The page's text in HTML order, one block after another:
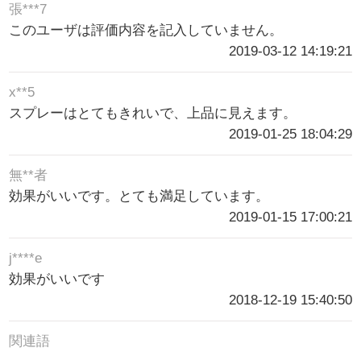
張***7
このユーザは評価内容を記入していません。
2019-03-12 14:19:21
x**5
スプレーはとてもきれいで、上品に見えます。
2019-01-25 18:04:29
無**者
効果がいいです。とても満足しています。
2019-01-15 17:00:21
j****e
効果がいいです
2018-12-19 15:40:50
関連語